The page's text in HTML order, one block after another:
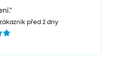
před 2 dny